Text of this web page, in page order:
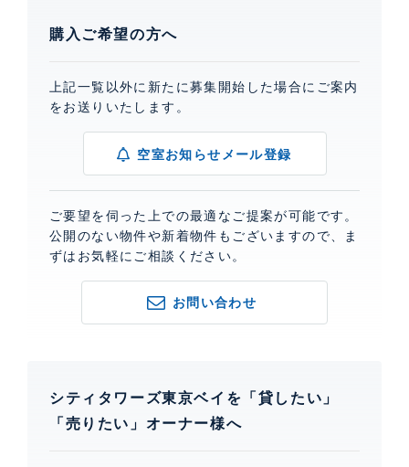
購入ご希望の方へ
上記一覧以外に新たに募集開始した場合にご案内
をお送りいたします。
空室お知らせメール登録
ご要望を伺った上での最適なご提案が可能です。
公開のない物件や新着物件もございますので、ま
ずはお気軽にご相談ください。
お問い合わせ
シティタワーズ東京ベイを「貸したい」
「売りたい」オーナー様へ